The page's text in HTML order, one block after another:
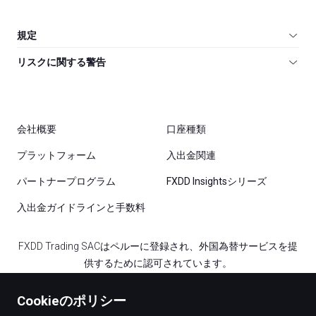
規定
リスクに関する警告
会社概要 口座種類
プラットフォーム 入出金関連
パートナープログラム FXDD Insightsシリーズ
入出金ガイドラインと手数料
FXDD Trading SACはペルーに登録され、外国為替サービスを提
供するために認可されています。
よび送金を提供するために認可されたMoney Serviceビジネスラ
Cookieのポリシー